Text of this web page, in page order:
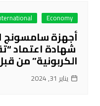
Economy
أجهزة سامسونج
شهادة اعتماد
الكربونية” من
يناير 31, 2024